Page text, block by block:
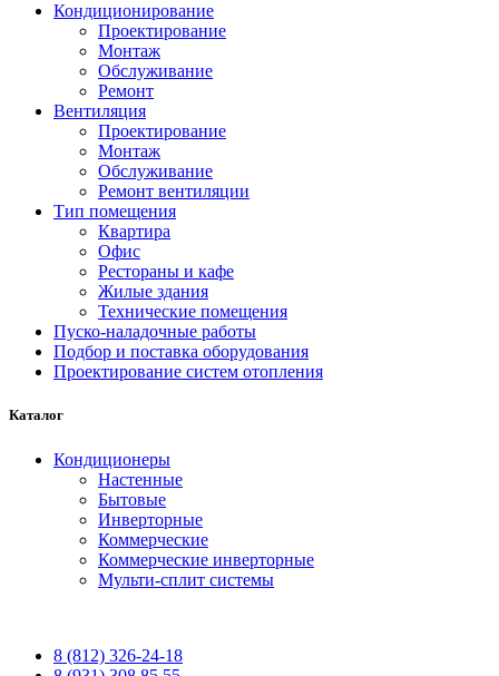
Кондиционирование
Проектирование
Монтаж
Обслуживание
Ремонт
Вентиляция
Проектирование
Монтаж
Обслуживание
Ремонт вентиляции
Тип помещения
Квартира
Офис
Рестораны и кафе
Жилые здания
Технические помещения
Пуско-наладочные работы
Подбор и поставка оборудования
Проектирование систем отопления
Каталог
Кондиционеры
Настенные
Бытовые
Инверторные
Коммерческие
Коммерческие инверторные
Мульти-сплит системы
8 (812) 326-24-18